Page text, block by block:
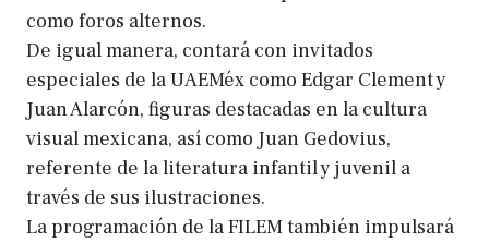
como foros alternos.
De igual manera, contará con invitados
especiales de la UAEMéx como Edgar Clement y
Juan Alarcón, figuras destacadas en la cultura
visual mexicana, así como Juan Gedovius,
referente de la literatura infantil y juvenil a
través de sus ilustraciones.
La programación de la FILEM también impulsará